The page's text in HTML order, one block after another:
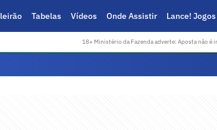
Tabelas Vídeos Onde Assistir Lance! Jogos
18+ Ministério da Fazenda adverte: Aposta não é